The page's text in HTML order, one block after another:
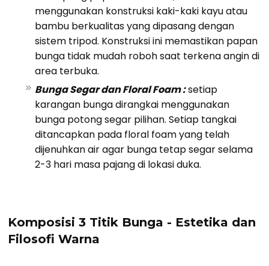
menggunakan konstruksi kaki-kaki kayu atau
bambu berkualitas yang dipasang dengan
sistem tripod. Konstruksi ini memastikan papan
bunga tidak mudah roboh saat terkena angin di
area terbuka.
Bunga Segar dan Floral Foam :setiap
karangan bunga dirangkai menggunakan
bunga potong segar pilihan. Setiap tangkai
ditancapkan pada floral foam yang telah
dijenuhkan air agar bunga tetap segar selama
2-3 hari masa pajang di lokasi duka.
Komposisi 3 Titik Bunga - Estetika dan
Filosofi Warna